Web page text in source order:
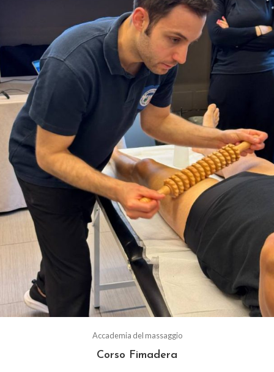
Accademia del massaggio
Corso Fimadera